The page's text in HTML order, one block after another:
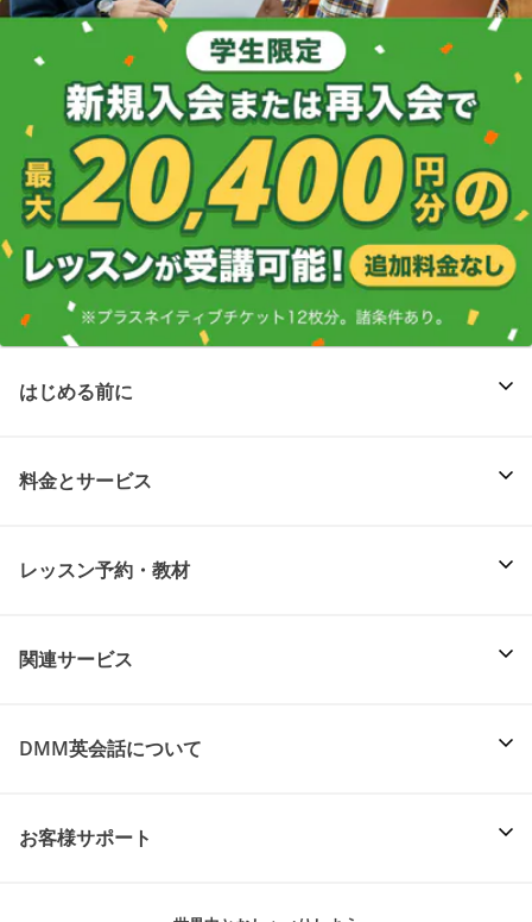
はじめる前に
料金とサービス
レッスン予約・教材
関連サービス
DMM英会話について
お客様サポート